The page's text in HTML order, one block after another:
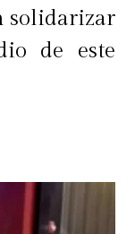
solidarizar
de este